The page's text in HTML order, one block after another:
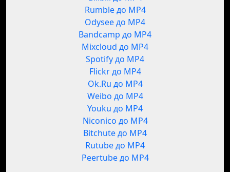
Rumble до MP4
Odysee до MP4
Bandcamp до MP4
Mixcloud до MP4
Spotify до MP4
Flickr до MP4
Ok.Ru до MP4
Weibo до MP4
Youku до MP4
Niconico до MP4
Bitchute до MP4
Rutube до MP4
Peertube до MP4